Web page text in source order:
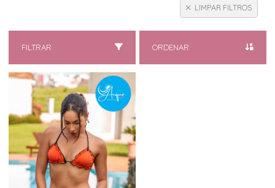
LIMPAR FILTROS
FILTRAR ORDENAR